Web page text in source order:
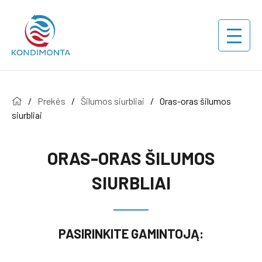
/ Prekės / Šilumos siurbliai / Oras-oras šilumos
siurbliai
ORAS-ORAS ŠILUMOS
SIURBLIAI
PASIRINKITE GAMINTOJĄ: